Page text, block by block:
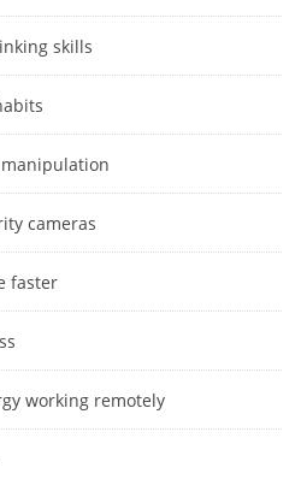
skills
cameras
faster
working remotely